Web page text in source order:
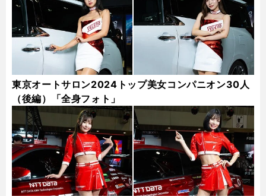
東京オートサロン2024トップ美女コンパニオン30人
（後編）「全身フォト」